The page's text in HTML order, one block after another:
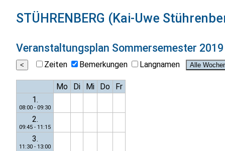
STÜHRENBERG (Kai-Uwe
Veranstaltungsplan Sommersemester 2019
Zeiten Bemerkungen Langnamen
Mo Di Mi Do
Fr
1.
08:00 - 09:30
2.
09:45 - 11:15
3.
11:30 - 13:00